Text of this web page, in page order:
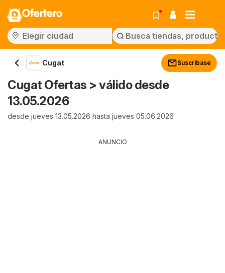
Ofertero
Cugat Suscríbase
Cugat Ofertas > válido desde
13.05.2026
desde jueves 13.05.2026 hasta jueves 05.06.2026
ANUNCIO